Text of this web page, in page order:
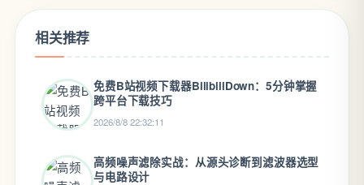
相关推荐
免费B站视频下载器BilibiliDown：5分钟掌握
跨平台下载技巧
2026/8/8 22:32:11
高频噪声滤除实战：从源头诊断到滤波器选型
与电路设计